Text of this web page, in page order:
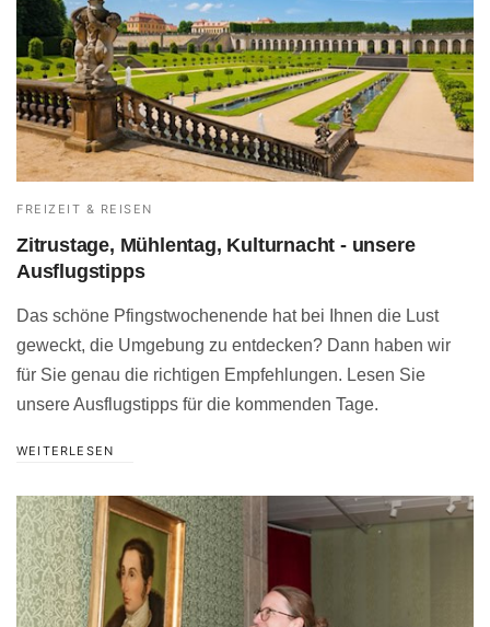
FREIZEIT & REISEN
Zitrustage, Mühlentag, Kulturnacht - unsere
Ausflugstipps
Das schöne Pfingstwochenende hat bei Ihnen die Lust
geweckt, die Umgebung zu entdecken? Dann haben wir
für Sie genau die richtigen Empfehlungen. Lesen Sie
unsere Ausflugstipps für die kommenden Tage.
WEITERLESEN